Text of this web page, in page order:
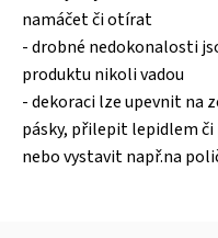
namáčet či otírat
- drobné nedokonalosti
produktu nikoli vadou
- dekoraci lze upevnit na
pásky, přilepit lepidlem
nebo vystavit např.na